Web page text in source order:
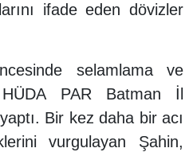
ifade eden dövizler
selamlama ve
HÜDA PAR Batman İl
Bir kez daha bir acı
vurgulayan Şahin,